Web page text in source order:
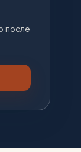
после